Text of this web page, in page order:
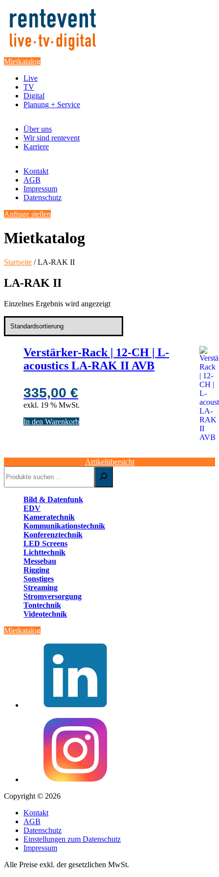
Mietkatalog
Live
TV
Digital
Planung + Service
Über uns
Wir sind rentevent
Karriere
Kontakt
AGB
Impressum
Datenschutz
Anfrage stellen
Mietkatalog
Startseite / LA-RAK II
LA-RAK II
Einzelnes Ergebnis wird angezeigt
Verstärker-Rack | 12-CH | L-
acoustics LA-RAK II AVB
335,00 €
exkl. 19 % MwSt.
In den Warenkorb
Artikelübersicht
Bild & Datenfunk
EDV
Kameratechnik
Kommunikationstechnik
Konferenztechnik
LED Screens
Lichttechnik
Messebau
Rigging
Sonstiges
Streaming
Stromversorgung
Tontechnik
Videotechnik
Mietkatalog
Copyright © 2026
Kontakt
AGB
Datenschutz
Einstellungen zum Datenschutz
Impressum
Alle Preise exkl. der gesetzlichen MwSt.